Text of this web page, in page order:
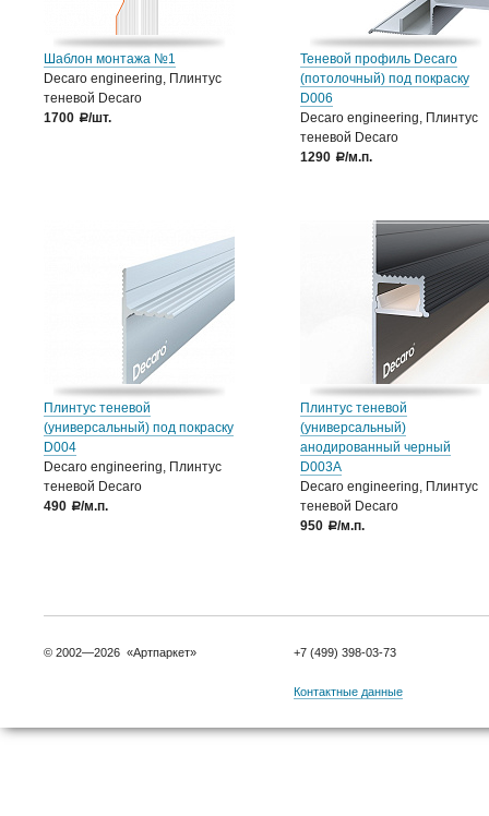
Шаблон монтажа №1
Decaro engineering, Плинтус
теневой Decaro
1700
a/шт.
Теневой профиль Decaro
(потолочный) под покраску
D006
Decaro engineering, Плинтус
теневой Decaro
1290
a/м.п.
Плинтус теневой
(универсальный) под покраску
D004
Decaro engineering, Плинтус
теневой Decaro
490
a/м.п.
Плинтус теневой
(универсальный)
анодированный черный
D003А
Decaro engineering, Плинтус
теневой Decaro
950
a/м.п.
© 2002—2026 «Артпаркет» +7 (499) 398-03-73
Контактные данные